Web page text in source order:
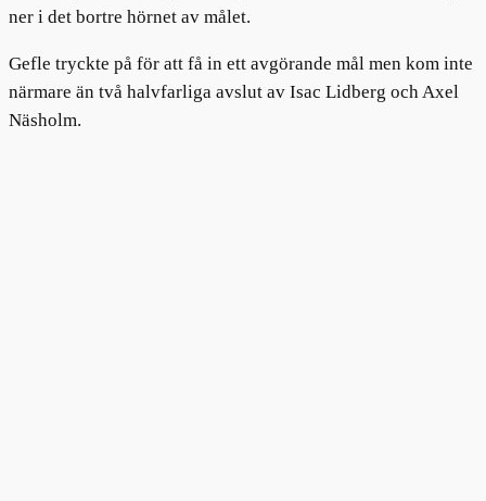
ner i det bortre hörnet av målet.
Gefle tryckte på för att få in ett avgörande mål men kom inte
närmare än två halvfarliga avslut av Isac Lidberg och Axel
Näsholm.